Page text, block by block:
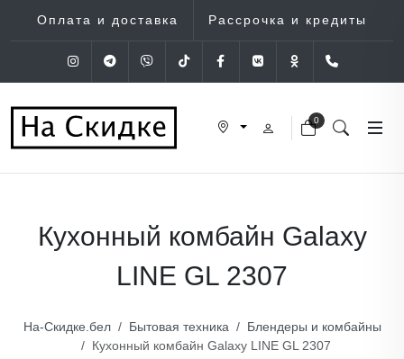
Оплата и доставка Рассрочка и кредиты
InstagramTelegram
Viber Tik-Tok Facebook
VK OK
0
Кухонный комбайн Galaxy
LINE GL 2307
На-Скидке.бел Бытовая техника
Блендеры и комбайны
Кухонный комбайн Galaxy LINE GL 2307